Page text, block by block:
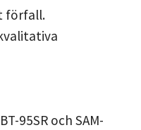
förfall.
95SR och SAM-